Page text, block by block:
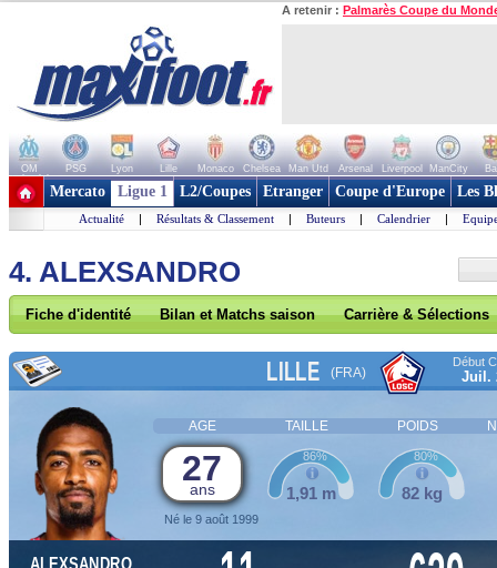
A retenir : Palmarès Coupe du
OM PSG Lyon Lille Monaco Chelsea Man Utd Arsenal Liverpool ManCity
+ de clubs
Mercato Ligue 1 L2/Coupes Etranger Coupe d'Europe Les
Actualité | Résultats & Classement | Buteurs | Calendrier |
4. ALEXSANDRO
Fiche d'identité Bilan et Matchs saison Carrière & Sélections
LILLE (FRA)
Début
Juil.
AGE TAILLE POIDS
27
ans
Né le 9 août 1999
1,91 m
86%
82 kg
80%
ALEXSANDRO